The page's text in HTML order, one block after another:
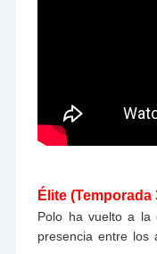
Élite (Temporada
Polo ha vuelto a la
presencia entre los